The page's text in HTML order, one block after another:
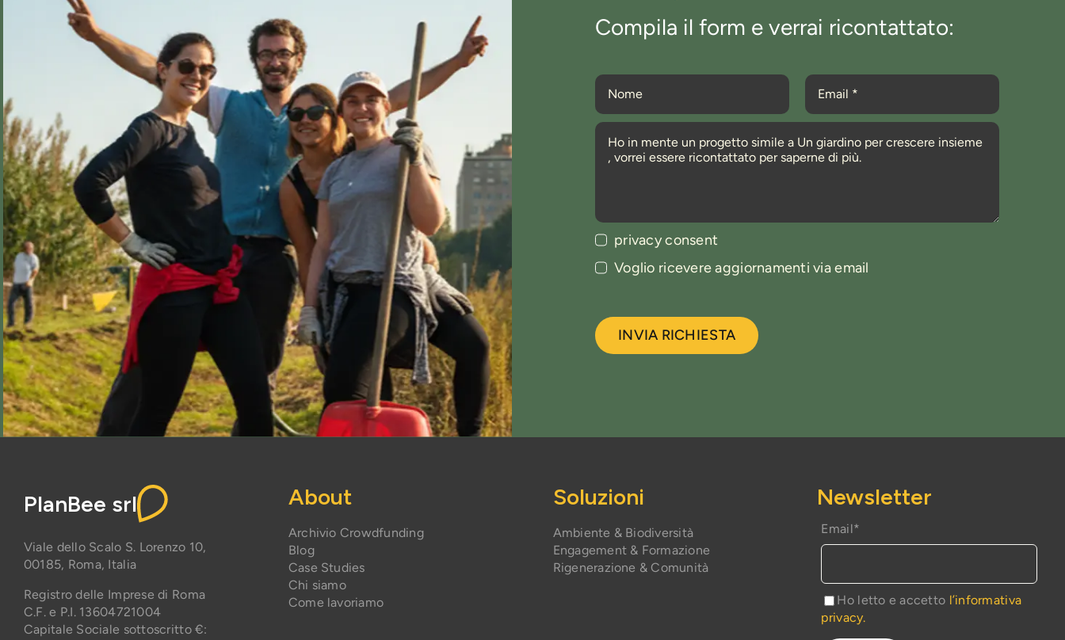
Compila il form e verrai ricontattato:
privacy consent
Voglio ricevere aggiornamenti via email
INVIA RICHIESTA
PlanBee srl
Viale dello Scalo S. Lorenzo 10,
00185, Roma, Italia
Registro delle Imprese di Roma
C.F. e P.I. 13604721004
Capitale Sociale sottoscritto €:
About
Archivio Crowdfunding
Blog
Case Studies
Chi siamo
Come lavoriamo
Soluzioni
Ambiente & Biodiversità
Engagement & Formazione
Rigenerazione & Comunità
Newsletter
Email*
Ho letto e accetto l’informativa
privacy.